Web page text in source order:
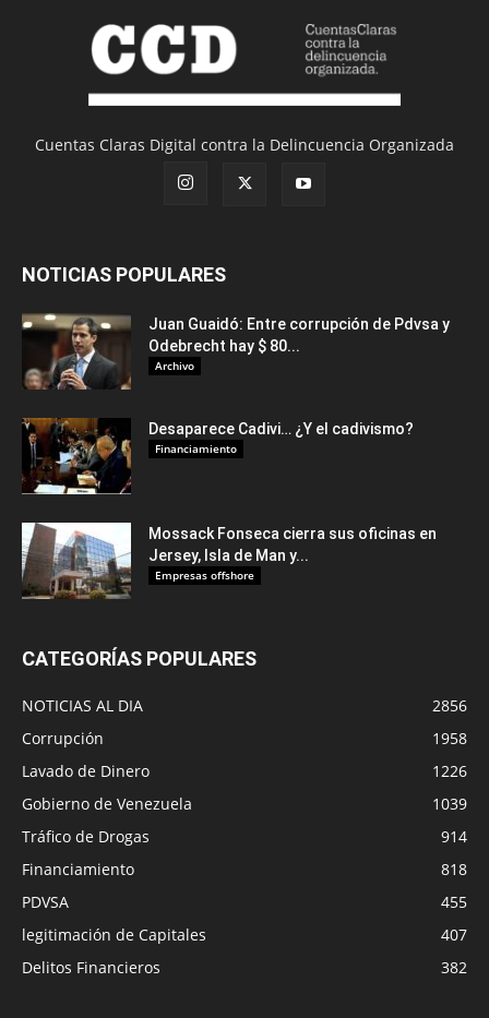
Cuentas Claras Digital contra la Delincuencia Organizada
NOTICIAS POPULARES
Juan Guaidó: Entre corrupción de Pdvsa y
Odebrecht hay $ 80...
Archivo
Desaparece Cadivi… ¿Y el cadivismo?
Financiamiento
Mossack Fonseca cierra sus oficinas en
Jersey, Isla de Man y...
Empresas offshore
CATEGORÍAS POPULARES
NOTICIAS AL DIA
2856
Corrupción
1958
Lavado de Dinero
1226
Gobierno de Venezuela
1039
Tráfico de Drogas
914
Financiamiento
818
PDVSA
455
legitimación de Capitales
407
Delitos Financieros
382